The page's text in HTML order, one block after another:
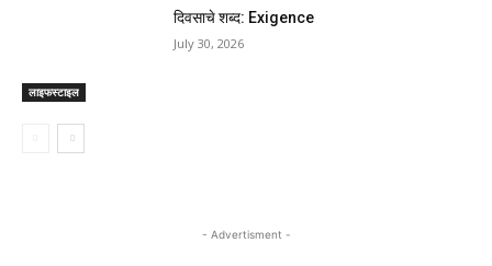
लाइफस्टाइल
दिवसाचे शब्द: Exigence
July 30, 2026
- Advertisment -